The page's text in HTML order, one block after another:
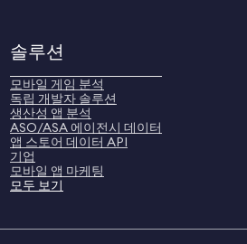
솔루션
모바일 게임 분석
독립 개발자 솔루션
생산성 앱 분석
ASO/ASA 에이전시 데이터
앱 스토어 데이터 API
기업
모바일 앱 마케팅
모두 보기